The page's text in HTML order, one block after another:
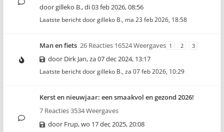
doorgilleko B.,di 03 feb 2026, 08:56
Laatste bericht doorgilleko B., ma 23 feb 2026, 18:58
Man en fiets 26 Reacties 16524 Weergaves 1 2 3
door Dirk Jan,za 07 dec 2024, 13:17
Laatste bericht doorgilleko B., za 07 feb 2026, 10:29
Kerst en nieuwjaar: een smaakvol en gezond 2026!
7 Reacties 3534 Weergaves
door Frup,wo 17 dec 2025, 20:08